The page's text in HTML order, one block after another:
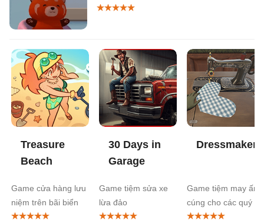
Treasure
Beach
Game cửa hàng lưu
niệm trên bãi biển
30 Days in
Garage
Game tiệm sửa xe
lừa đảo
Dressmaker
Game tiệm may ấm
cúng cho các quý cô